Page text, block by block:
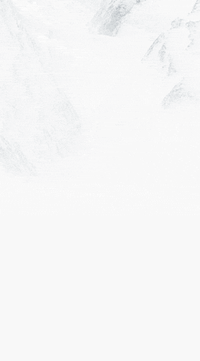
Skiregion Hochoetz